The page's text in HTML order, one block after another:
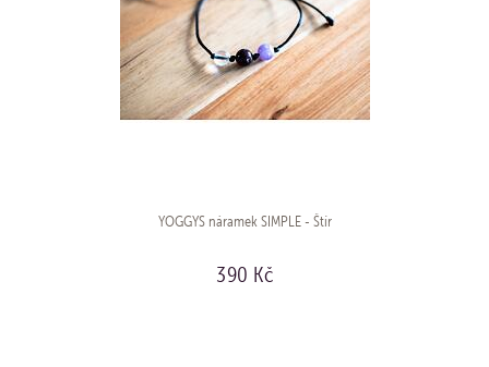
YOGGYS náramek SIMPLE - Štír
390 Kč